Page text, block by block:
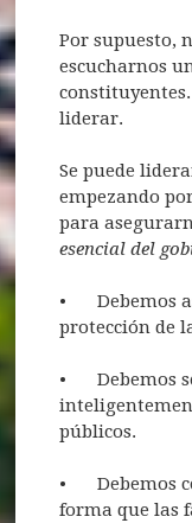
Por supuesto,
escucharnos
liderar.
Se puede
empezando
para
esencial del
•
Debemos
protección de
•
Debemos
públicos.
•
Debemos
forma que las